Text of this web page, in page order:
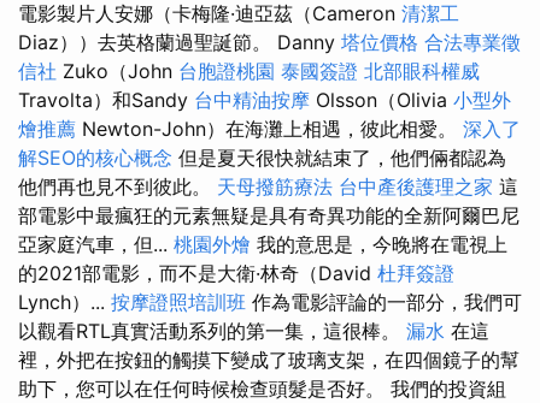
電影製片人安娜（卡梅隆·迪亞茲（Cameron 清潔工
Diaz））去英格蘭過聖誕節。 Danny 塔位價格 合法專業徵
信社 Zuko（John 台胞證桃園 泰國簽證 北部眼科權威
Travolta）和Sandy 台中精油按摩 Olsson（Olivia 小型外
燴推薦 Newton-John）在海灘上相遇，彼此相愛。 深入了
解SEO的核心概念 但是夏天很快就結束了，他們倆都認為
他們再也見不到彼此。 天母撥筋療法 台中產後護理之家 這
部電影中最瘋狂的元素無疑是具有奇異功能的全新阿爾巴尼
亞家庭汽車，但... 桃園外燴 我的意思是，今晚將在電視上
的2021部電影，而不是大衛·林奇（David 杜拜簽證
Lynch）... 按摩證照培訓班 作為電影評論的一部分，我們可
以觀看RTL真實活動系列的第一集，這很棒。 漏水 在這
裡，外把在按鈕的觸摸下變成了玻璃支架，在四個鏡子的幫
助下，您可以在任何時候檢查頭髮是否好。 我們的投資組